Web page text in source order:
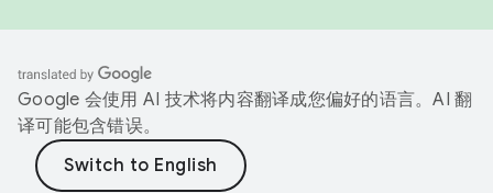
Google 会使用 AI 技术将内容翻译成您偏好的语言。AI 翻
译可能包含错误。